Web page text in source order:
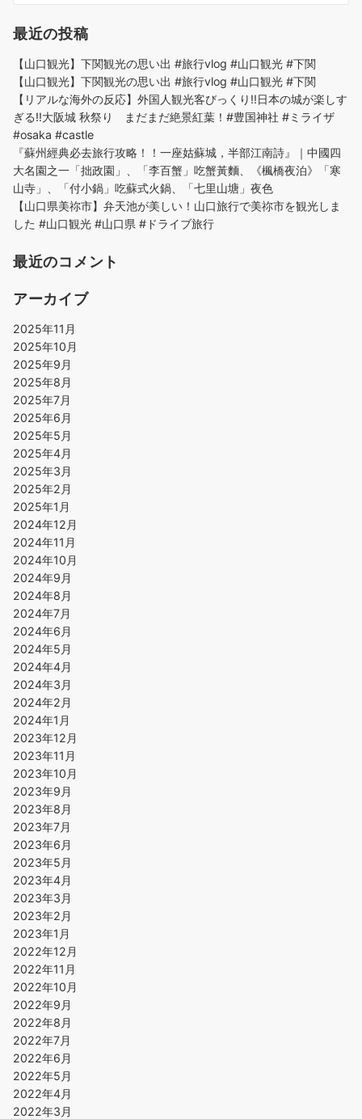
最近の投稿
【山口観光】下関観光の思い出 #旅行vlog #山口観光 #下関
【山口観光】下関観光の思い出 #旅行vlog #山口観光 #下関
【リアルな海外の反応】外国人観光客びっくり!!日本の城が楽しす
ぎる!!大阪城 秋祭り まだまだ絶景紅葉！#豊国神社 #ミライザ
#osaka #castle
『蘇州經典必去旅行攻略！！一座姑蘇城，半部江南詩』｜中國四
大名園之一「拙政園」、「李百蟹」吃蟹黃麵、《楓橋夜泊》「寒
山寺」、「付小鍋」吃蘇式火鍋、「七里山塘」夜色
【山口県美祢市】弁天池が美しい！山口旅行で美祢市を観光しま
した #山口観光 #山口県 #ドライブ旅行
最近のコメント
アーカイブ
2025年11月
2025年10月
2025年9月
2025年8月
2025年7月
2025年6月
2025年5月
2025年4月
2025年3月
2025年2月
2025年1月
2024年12月
2024年11月
2024年10月
2024年9月
2024年8月
2024年7月
2024年6月
2024年5月
2024年4月
2024年3月
2024年2月
2024年1月
2023年12月
2023年11月
2023年10月
2023年9月
2023年8月
2023年7月
2023年6月
2023年5月
2023年4月
2023年3月
2023年2月
2023年1月
2022年12月
2022年11月
2022年10月
2022年9月
2022年8月
2022年7月
2022年6月
2022年5月
2022年4月
2022年3月